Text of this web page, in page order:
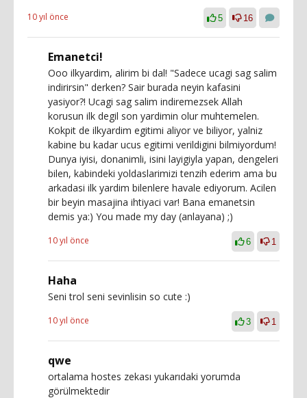
10 yıl önce 5 16
Emanetci!
Ooo ilkyardim, alirim bi dal! "Sadece ucagi sag salim
indirirsin" derken? Sair burada neyin kafasini
yasiyor?! Ucagi sag salim indiremezsek Allah
korusun ilk degil son yardimin olur muhtemelen.
Kokpit de ilkyardim egitimi aliyor ve biliyor, yalniz
kabine bu kadar ucus egitimi verildigini bilmiyordum!
Dunya iyisi, donanimli, isini layigiyla yapan, dengeleri
bilen, kabindeki yoldaslarimizi tenzih ederim ama bu
arkadasi ilk yardim bilenlere havale ediyorum. Acilen
bir beyin masajina ihtiyaci var! Bana emanetsin
demis ya:) You made my day (anlayana) ;)
10 yıl önce 6 1
Haha
Seni trol seni sevinlisin so cute :)
10 yıl önce 3 1
qwe
ortalama hostes zekası yukarıdaki yorumda
görülmektedir